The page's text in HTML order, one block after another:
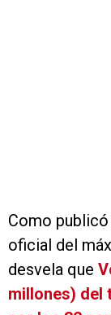
Como
oficial del
desvela que
millones) del